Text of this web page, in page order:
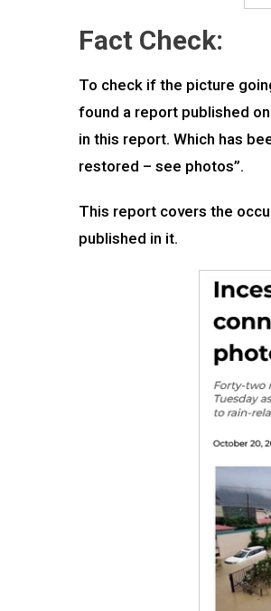
Fact Check:
To check if the picture
found a report published
in this report. Which has
restored – see photos”.
This report covers the
published in it.